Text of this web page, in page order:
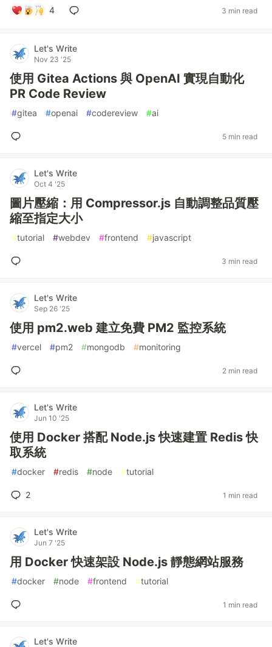
4 3 min read
Let's Write
Nov 23 '25
使用 Gitea Actions 與 OpenAI 實現自動化
PR Code Review
#gitea #openai #codereview #ai
5 min read
Let's Write
Oct 4 '25
圖片壓縮：用 Compressor.js 自動調整品質壓
縮至指定大小
#tutorial #webdev #frontend #javascript
3 min read
Let's Write
Sep 26 '25
使用 pm2.web 建立免費 PM2 監控系統
#vercel #pm2 #mongodb #monitoring
2 min read
Let's Write
Jun 10 '25
使用 Docker 搭配 Node.js 快速建置 Redis 快
取系統
#docker #redis #node #tutorial
2 1 min read
Let's Write
Jun 7 '25
用 Docker 快速架設 Node.js 靜態網站服務
#docker #node #frontend #tutorial
1 min read
Let's Write